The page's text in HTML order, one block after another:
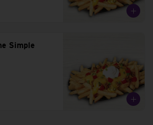
Simple